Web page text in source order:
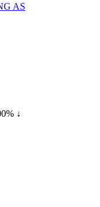
AS
% ↓